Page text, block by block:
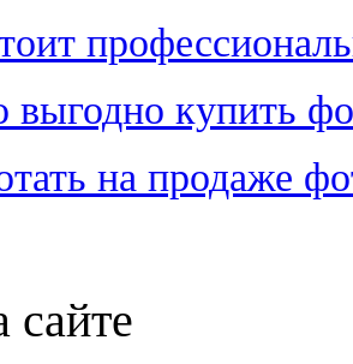
выгодно купить
на продаже
сайте